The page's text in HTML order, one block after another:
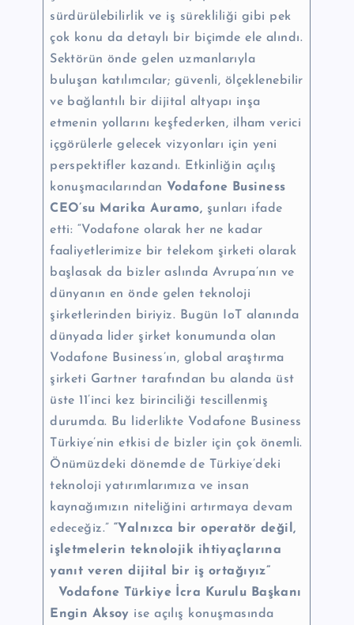
sürdürülebilirlik ve iş sürekliliği gibi pek
çok konu da detaylı bir biçimde ele alındı.
Sektörün önde gelen uzmanlarıyla
buluşan katılımcılar; güvenli, ölçeklenebilir
ve bağlantılı bir dijital altyapı inşa
etmenin yollarını keşfederken, ilham verici
içgörülerle gelecek vizyonları için yeni
perspektifler kazandı. Etkinliğin açılış
konuşmacılarından Vodafone Business
CEO’su Marika Auramo, şunları ifade
etti: “Vodafone olarak her ne kadar
faaliyetlerimize bir telekom şirketi olarak
başlasak da bizler aslında Avrupa’nın ve
dünyanın en önde gelen teknoloji
şirketlerinden biriyiz. Bugün IoT alanında
dünyada lider şirket konumunda olan
Vodafone Business’ın, global araştırma
şirketi Gartner tarafından bu alanda üst
üste 11’inci kez birinciliği tescillenmiş
durumda. Bu liderlikte Vodafone Business
Türkiye’nin etkisi de bizler için çok önemli.
Önümüzdeki dönemde de Türkiye’deki
teknoloji yatırımlarımıza ve insan
kaynağımızın niteliğini artırmaya devam
edeceğiz.” “Yalnızca bir operatör değil,
işletmelerin teknolojik ihtiyaçlarına
yanıt veren dijital bir iş ortağıyız”
Vodafone Türkiye İcra Kurulu Başkanı
Engin Aksoy ise açılış konuşmasında